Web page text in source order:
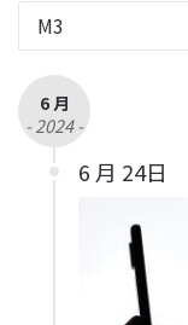
6 月
- 2024 -
6 月 24日